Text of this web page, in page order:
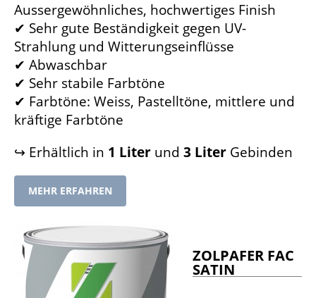
Aussergewöhnliches, hochwertiges Finish
✔ Sehr gute Beständigkeit gegen UV-
Strahlung und Witterungseinflüsse
✔ Abwaschbar
✔ Sehr stabile Farbtöne
✔ Farbtöne: Weiss, Pastelltöne, mittlere und
kräftige Farbtöne
↪ Erhältlich in 1 Liter und 3 Liter Gebinden
MEHR ERFAHREN
ZOLPAFER FAC
SATIN